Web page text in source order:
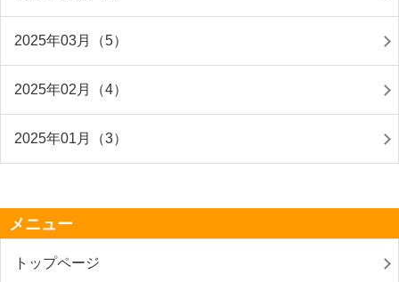
2025年03月（5）
2025年02月（4）
2025年01月（3）
メニュー
トップページ